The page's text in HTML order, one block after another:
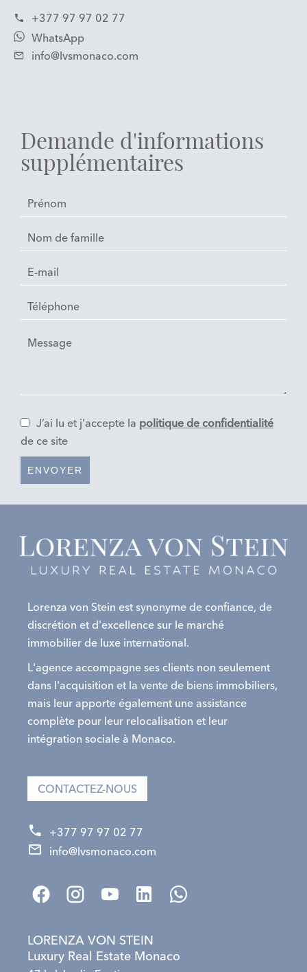
+377 97 97 02 77
WhatsApp
info@lvsmonaco.com
Demande d'informations
supplémentaires
J’ai lu et j'accepte la politique de confidentialité
de ce site
ENVOYER
Lorenza von Stein est synonyme de confiance, de
discrétion et d'excellence sur le marché
immobilier de luxe international.
L'agence accompagne ses clients non seulement
dans l'acquisition et la vente de biens immobiliers,
mais leur apporte également une assistance
complète pour leur relocalisation et leur
intégration sociale à Monaco.
CONTACTEZ-NOUS
+377 97 97 02 77
info@lvsmonaco.com
LORENZA VON STEIN
Luxury Real Estate Monaco